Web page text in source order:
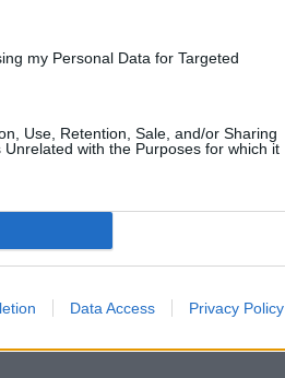
my Personal Data for Targeted
Use, Retention, Sale, and/or Sharing
with the Purposes for which it
Data Access Privacy Policy